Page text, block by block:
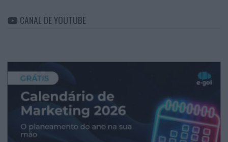
CANAL DE YOUTUBE